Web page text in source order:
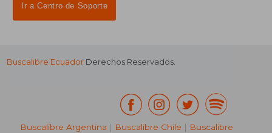
Ir a Centro de Soporte
Buscalibre Ecuador Derechos Reservados.
Buscalibre Argentina | Buscalibre Chile | Buscalibre